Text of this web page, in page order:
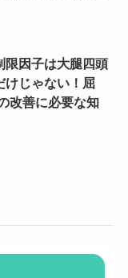
限因子は大腿四頭
けじゃない！屈
改善に必要な知